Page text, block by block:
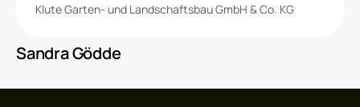
Klute Garten- und Landschaftsbau GmbH & Co. KG
Sandra Gödde